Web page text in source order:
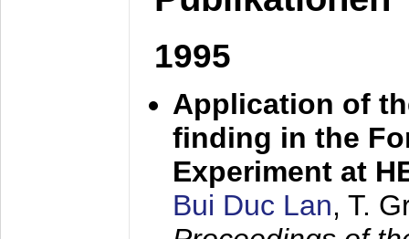
1995
Application of
finding in the
Experiment at
Bui Duc Lan, T.